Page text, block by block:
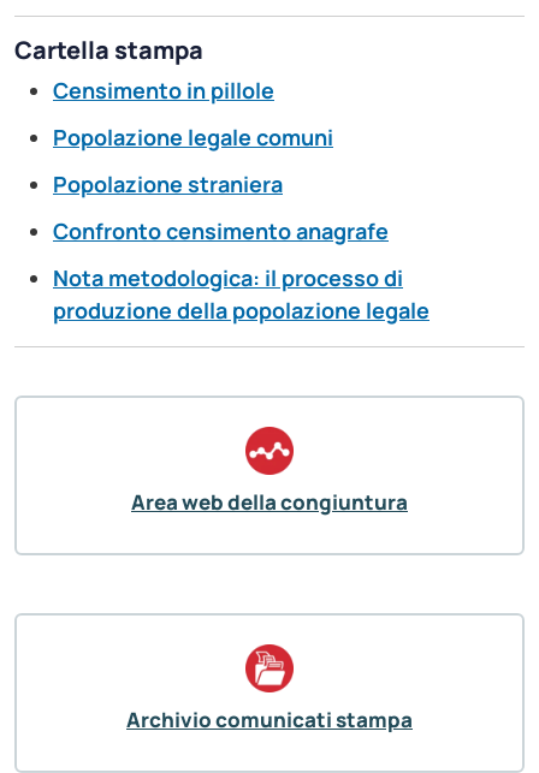
Cartella stampa
Censimento in pillole
Popolazione legale comuni
Popolazione straniera
Confronto censimento anagrafe
Nota metodologica: il processo di
produzione della popolazione legale
Area web della congiuntura
Archivio comunicati stampa